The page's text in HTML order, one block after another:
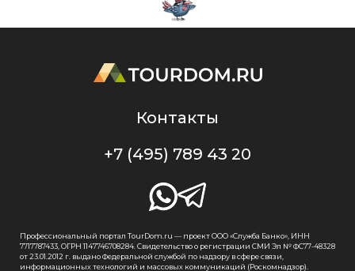
Контакты
+7 (495) 789 43 20
Профессиональный портал TourDom.ru — проект ООО «Служба Банко», ИНН
7717787433, ОГРН 1147746708284. Свидетельство о регистрации СМИ Эл № ФС77-48328
от 23.01.2012 г. выдано Федеральной службой по надзору в сфере связи,
информационных технологий и массовых коммуникаций (Роскомнадзор).